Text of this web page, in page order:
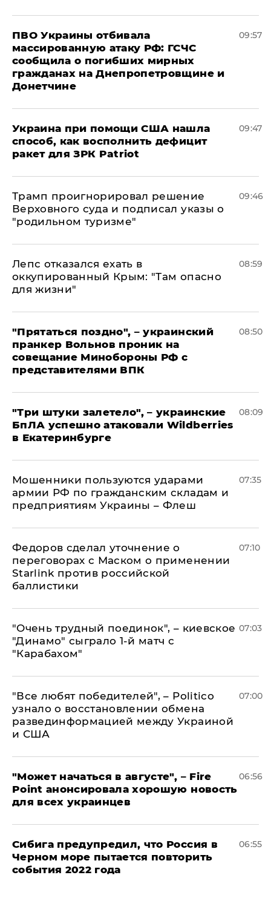
ПВО Украины отбивала
массированную атаку РФ: ГСЧС
сообщила о погибших мирных
гражданах на Днепропетровщине и
Донетчине
09:57
Украина при помощи США нашла
способ, как восполнить дефицит
ракет для ЗРК Patriot
09:47
Трамп проигнорировал решение
Верховного суда и подписал указы о
"родильном туризме"
09:46
Лепс отказался ехать в
оккупированный Крым: "Там опасно
для жизни"
08:59
"Прятаться поздно", – украинский
пранкер Вольнов проник на
совещание Минобороны РФ с
представителями ВПК
08:50
"Три штуки залетело", – украинские
БпЛА успешно атаковали Wildberries
в Екатеринбурге
08:09
Мошенники пользуются ударами
армии РФ по гражданским складам и
предприятиям Украины – Флеш
07:35
Федоров сделал уточнение о
переговорах с Маском о применении
Starlink против российской
баллистики
07:10
"Очень трудный поединок", – киевское
"Динамо" сыграло 1-й матч с
"Карабахом"
07:03
​"Все любят победителей", – Politico
узнало о восстановлении обмена
развединформацией между Украиной
и США
07:00
"Может начаться в августе", – Fire
Point анонсировала хорошую новость
для всех украинцев
06:56
Сибига предупредил, что Россия в
Черном море пытается повторить
события 2022 года
06:55